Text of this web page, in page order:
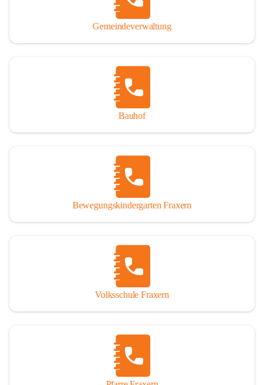
Gemeindeverwaltung
Bauhof
Bewegungskindergarten Fraxern
Volksschule Fraxern